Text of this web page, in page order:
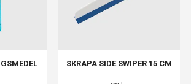
SKRAPA SIDE SWIPER 15 CM